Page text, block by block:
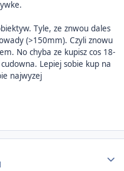
Tyle, ze znwou dales
(>150mm). Czyli znowu
No chyba ze kupisz cos 18-
Lepiej sobie kup na
najwyzej